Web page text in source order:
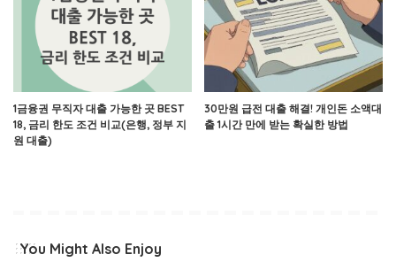
1금융권 무직자 대출 가능한 곳 BEST
18, 금리 한도 조건 비교(은행, 정부 지
원 대출)
30만원 급전 대출 해결! 개인돈 소액대
출 1시간 만에 받는 확실한 방법
You Might Also Enjoy